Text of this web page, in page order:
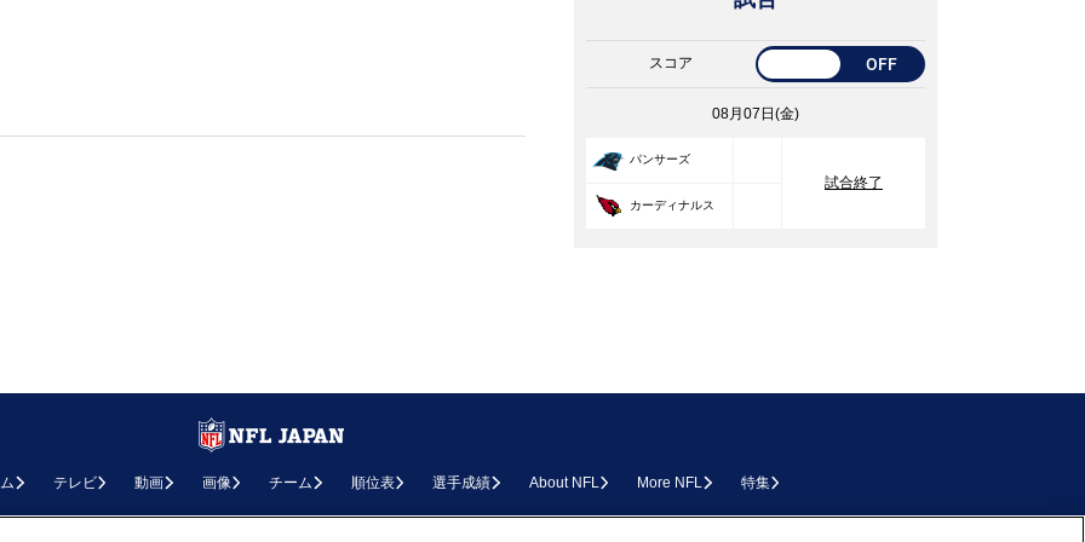
スコア OFF
08月07日(金)
パンサーズ
試合終了
カーディナルス
テレビ 動画 画像 チーム 順位表 選手成績 About NFL More NFL 特集